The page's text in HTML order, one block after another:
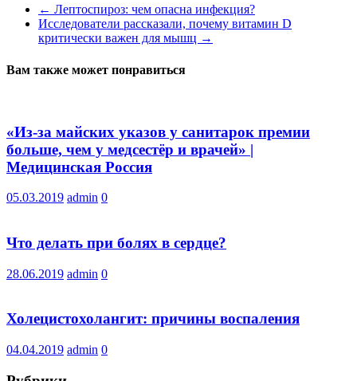
← Лептоспироз: чем опасна инфекция?
Исследователи рассказали, почему витамин D
критически важен для мышц →
Вам также может понравиться
«Из-за майских указов у санитарок премии
больше, чем у медсестёр и врачей» |
Медицинская Россия
05.03.2019 admin 0
Что делать при болях в сердце?
28.06.2019 admin 0
Холецистохолангит: причины воспаления
04.04.2019 admin 0